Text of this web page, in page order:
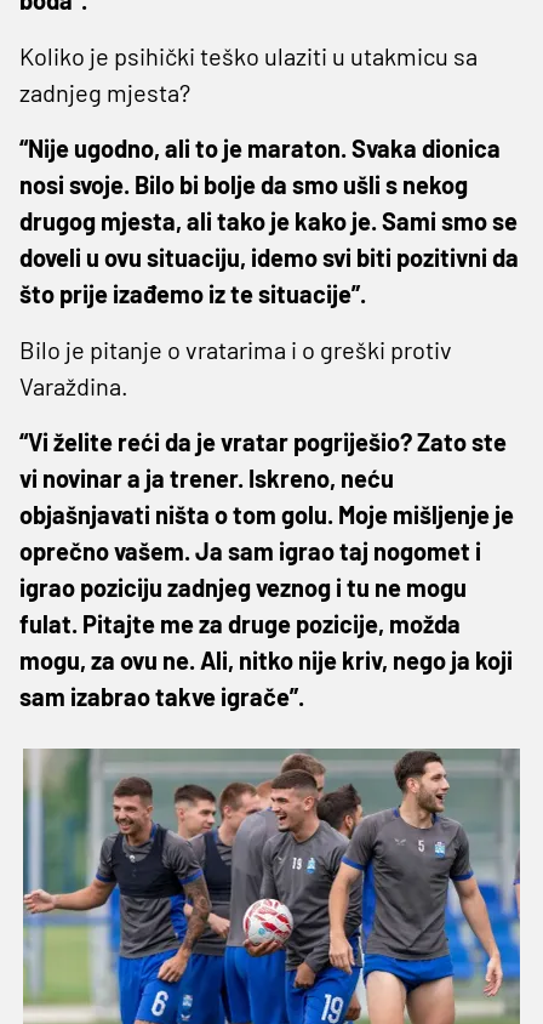
Koliko je psihički teško ulaziti u utakmicu sa
zadnjeg mjesta?
“Nije ugodno, ali to je maraton. Svaka dionica
nosi svoje. Bilo bi bolje da smo ušli s nekog
drugog mjesta, ali tako je kako je. Sami smo se
doveli u ovu situaciju, idemo svi biti pozitivni da
što prije izađemo iz te situacije”.
Bilo je pitanje o vratarima i o greški protiv
Varaždina.
“Vi želite reći da je vratar pogriješio? Zato ste
vi novinar a ja trener. Iskreno, neću
objašnjavati ništa o tom golu. Moje mišljenje je
oprečno vašem. Ja sam igrao taj nogomet i
igrao poziciju zadnjeg veznog i tu ne mogu
fulat. Pitajte me za druge pozicije, možda
mogu, za ovu ne. Ali, nitko nije kriv, nego ja koji
sam izabrao takve igrače”.